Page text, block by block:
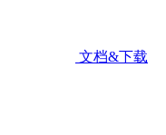
文档&下载